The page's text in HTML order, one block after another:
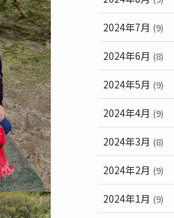
2024年7月 (9)
2024年6月 (8)
2024年5月 (9)
2024年4月 (9)
2024年3月 (8)
2024年2月 (9)
2024年1月 (9)